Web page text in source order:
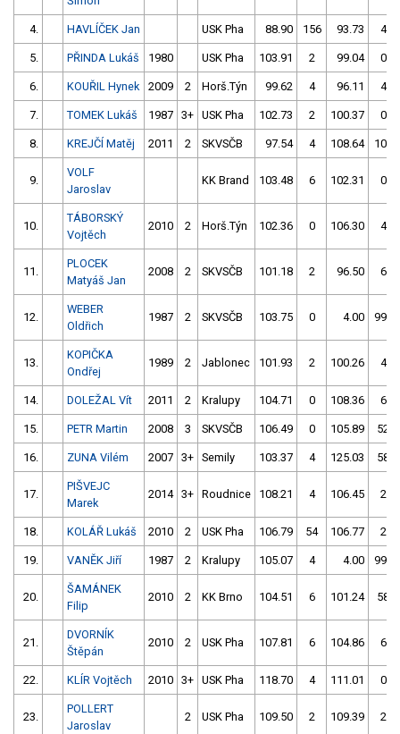
4. HAVLÍČEK Jan USK Pha 88.90 156 93.73 4
5. PŘINDA Lukáš 1980 USK Pha 103.91 2 99.04 0
6. KOUŘIL Hynek 2009 2 Horš.Týn 99.62 4 96.11 4
7. TOMEK Lukáš 1987 3+ USK Pha 102.73 2 100.37 0
8. KREJČÍ Matěj 2011 2 SKVSČB 97.54 4 108.64 100
9.
VOLF
Jaroslav
KK Brand 103.48 6 102.31 0
10.
TÁBORSKÝ
Vojtěch
2010 2 Horš.Týn 102.36 0 106.30 4
11.
PLOCEK
Matyáš Jan
2008 2 SKVSČB 101.18 2 96.50 6
12.
WEBER
Oldřich
1987 2 SKVSČB 103.75 0 4.00 999
13.
KOPIČKA
Ondřej
1989 2 Jablonec 101.93 2 100.26 4
14. DOLEŽAL Vít 2011 2 Kralupy 104.71 0 108.36 6
15. PETR Martin 2008 3 SKVSČB 106.49 0 105.89 52
16. ZUNA Vilém 2007 3+ Semily 103.37 4 125.03 58
17.
PIŠVEJC
Marek
2014 3+ Roudnice 108.21 4 106.45 2
18. KOLÁŘ Lukáš 2010 2 USK Pha 106.79 54 106.77 2
19. VANĚK Jiří 1987 2 Kralupy 105.07 4 4.00 999
20.
ŠAMÁNEK
Filip
2010 2 KK Brno 104.51 6 101.24 58
21.
DVORNÍK
Štěpán
2010 2 USK Pha 107.81 6 104.86 6
22. KLÍR Vojtěch 2010 3+ USK Pha 118.70 4 111.01 0
23.
POLLERT
Jaroslav
2 USK Pha 109.50 2 109.39 2